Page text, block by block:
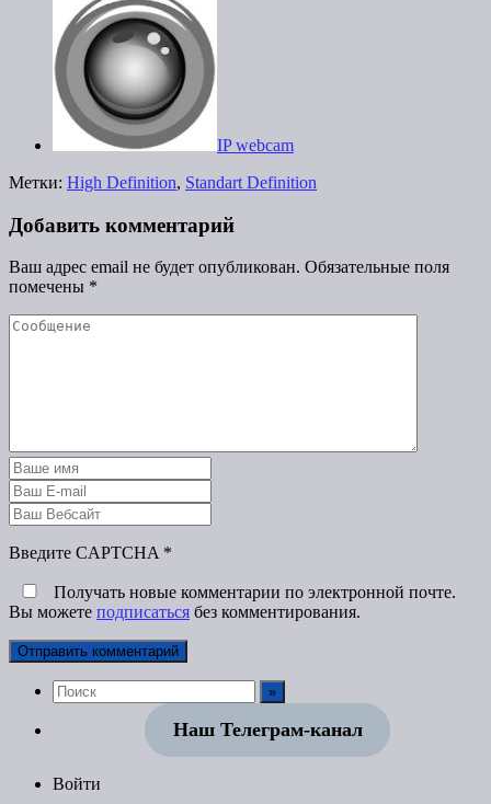
IP webcam
Метки: High Definition, Standart Definition
Добавить комментарий
Ваш адрес email не будет опубликован. Обязательные поля
помечены *
Введите CAPTCHA *
Получать новые комментарии по электронной почте.
Вы можете подписаться без комментирования.
Наш Телеграм-канал
Войти